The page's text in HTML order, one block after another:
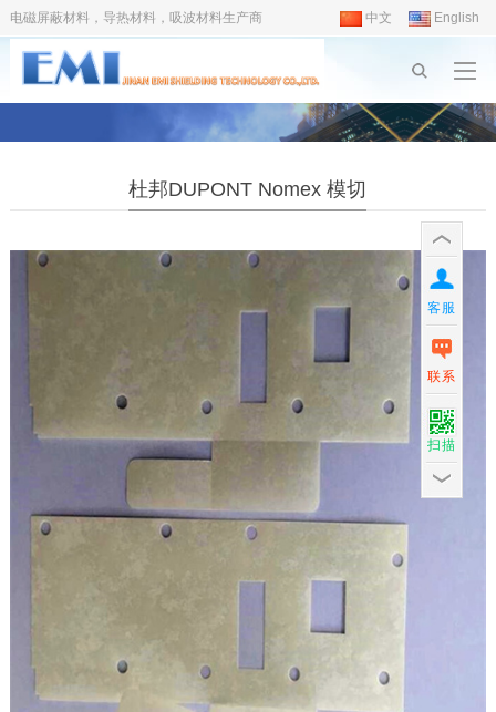
电磁屏蔽材料，导热材料，吸波材料生产商 中文 English
杜邦DUPONT Nomex 模切
客服
联系
扫描